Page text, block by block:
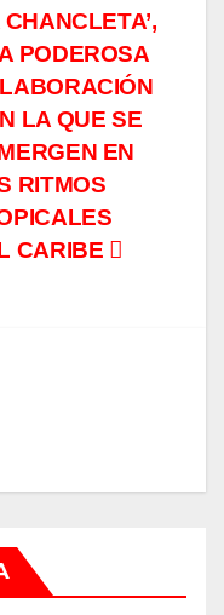
CHANCLETA’,
PODEROSA
LA QUE SE
EN
RITMOS
CARIBE